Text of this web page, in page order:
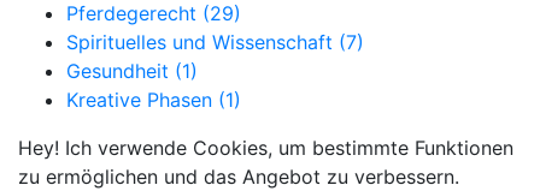
Pferdegerecht (29)
Spirituelles und Wissenschaft (7)
Gesundheit (1)
Kreative Phasen (1)
Hey! Ich verwende Cookies, um bestimmte Funktionen
zu ermöglichen und das Angebot zu verbessern.